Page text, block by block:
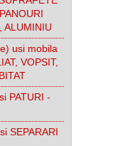
ALUMINIU
usi mobila
VOPSIT,
PATURI -
SEPARARI